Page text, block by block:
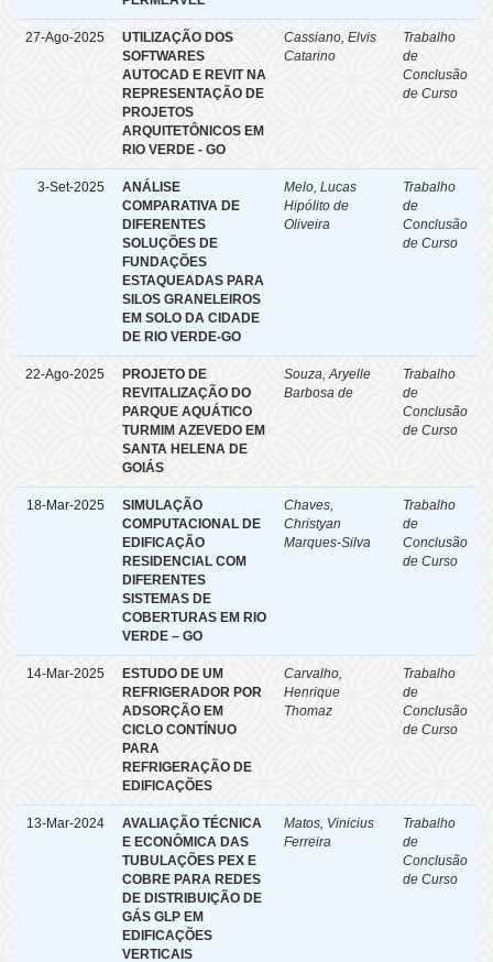
27-Ago-2025
UTILIZAÇÃO DOS
SOFTWARES
AUTOCAD E REVIT NA
REPRESENTAÇÃO DE
PROJETOS
ARQUITETÔNICOS EM
RIO VERDE - GO
Cassiano, Elvis
Catarino
Trabalho
de
Conclusão
de Curso
3-Set-2025
ANÁLISE
COMPARATIVA DE
DIFERENTES
SOLUÇÕES DE
FUNDAÇÕES
ESTAQUEADAS PARA
SILOS GRANELEIROS
EM SOLO DA CIDADE
DE RIO VERDE-GO
Melo, Lucas
Hipólito de
Oliveira
Trabalho
de
Conclusão
de Curso
22-Ago-2025
PROJETO DE
REVITALIZAÇÃO DO
PARQUE AQUÁTICO
TURMIM AZEVEDO EM
SANTA HELENA DE
GOIÁS
Souza, Aryelle
Barbosa de
Trabalho
de
Conclusão
de Curso
18-Mar-2025
SIMULAÇÃO
COMPUTACIONAL DE
EDIFICAÇÃO
RESIDENCIAL COM
DIFERENTES
SISTEMAS DE
COBERTURAS EM RIO
VERDE – GO
Chaves,
Christyan
Marques-Silva
Trabalho
de
Conclusão
de Curso
14-Mar-2025
ESTUDO DE UM
REFRIGERADOR POR
ADSORÇÃO EM
CICLO CONTÍNUO
PARA
REFRIGERAÇÃO DE
EDIFICAÇÕES
Carvalho,
Henrique
Thomaz
Trabalho
de
Conclusão
de Curso
13-Mar-2024
AVALIAÇÃO TÉCNICA
E ECONÔMICA DAS
TUBULAÇÕES PEX E
COBRE PARA REDES
DE DISTRIBUIÇÃO DE
GÁS GLP EM
EDIFICAÇÕES
VERTICAIS
Matos, Vinicius
Ferreira
Trabalho
de
Conclusão
de Curso